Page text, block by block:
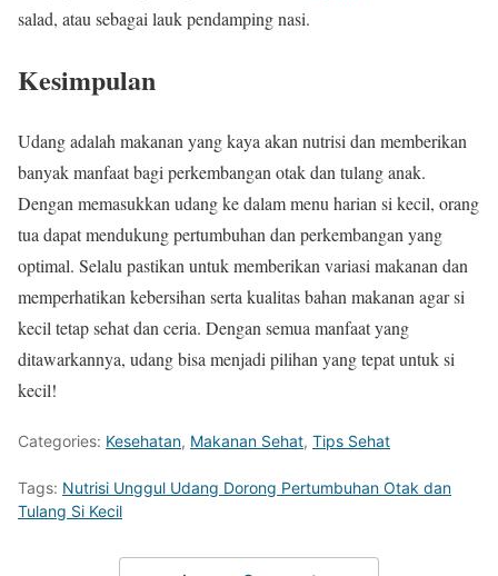
salad, atau sebagai lauk pendamping nasi.
Kesimpulan
Udang adalah makanan yang kaya akan nutrisi dan memberikan
banyak manfaat bagi perkembangan otak dan tulang anak.
Dengan memasukkan udang ke dalam menu harian si kecil, orang
tua dapat mendukung pertumbuhan dan perkembangan yang
optimal. Selalu pastikan untuk memberikan variasi makanan dan
memperhatikan kebersihan serta kualitas bahan makanan agar si
kecil tetap sehat dan ceria. Dengan semua manfaat yang
ditawarkannya, udang bisa menjadi pilihan yang tepat untuk si
kecil!
Categories: Kesehatan, Makanan Sehat, Tips Sehat
Tags: Nutrisi Unggul Udang Dorong Pertumbuhan Otak dan
Tulang Si Kecil